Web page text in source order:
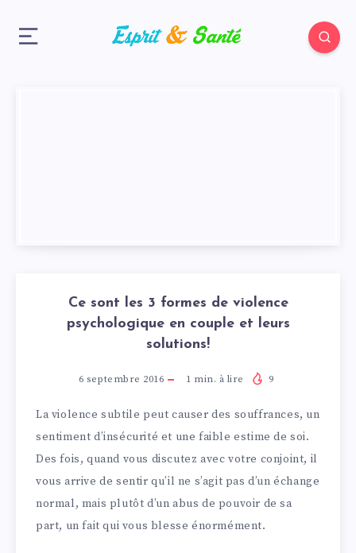
Ce sont les 3 formes de violence
psychologique en couple et leurs
solutions!
6 septembre 2016 1 min. à lire 9
La violence subtile peut causer des souffrances, un
sentiment d’insécurité et une faible estime de soi.
Des fois, quand vous discutez avec votre conjoint, il
vous arrive de sentir qu’il ne s’agit pas d’un échange
normal, mais plutôt d’un abus de pouvoir de sa
part, un fait qui vous blesse énormément.